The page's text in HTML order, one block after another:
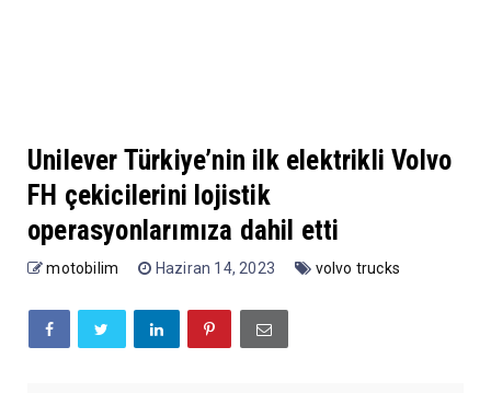
Unilever Türkiye’nin ilk elektrikli Volvo
FH çekicilerini lojistik
operasyonlarımıza dahil etti
motobilim Haziran 14, 2023 volvo trucks